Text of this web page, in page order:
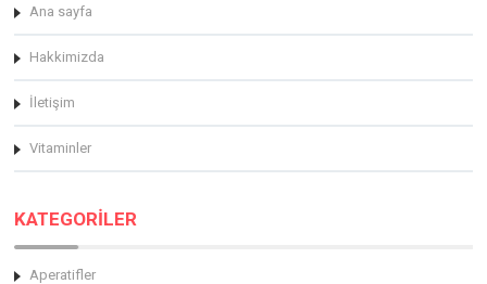
Ana sayfa
Hakkimizda
İletişim
Vitaminler
KATEGORİLER
Aperatifler